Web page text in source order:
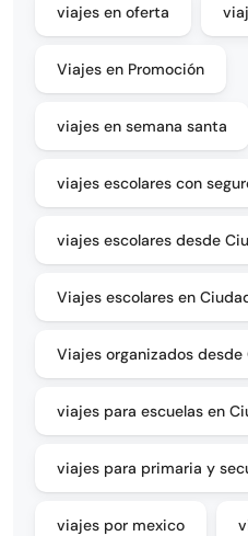
viajes en oferta
Viajes en Promoción
viajes en semana santa
viajes escolares con
viajes escolares desde
Viajes escolares en
Viajes organizados desde
viajes para escuelas en
viajes para primaria y
viajes por mexico